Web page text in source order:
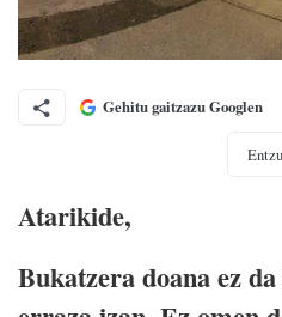
Gehitu gaitzazu Googlen
Atarikide,
Bukatzera doana ez